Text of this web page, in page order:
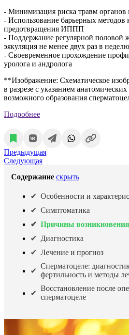
- Минимизация риска травм
- Использование барьерных методов
предотвращения ИППП
- Поддержание регулярной половой
эякуляция не менее двух раз в
- Своевременное прохождение
уролога и андролога
**Изображение: Схематическое
в разрезе с указанием
возможного образования
Подробнее
Предыдущая
Следующая
Содержание скрыть
Особенности и
Симптоматика
Причины возникновения
Диагностика
Лечение и прогноз
Сперматоцеле:
фертильность и методы
Восстановление после
сперматоцеле